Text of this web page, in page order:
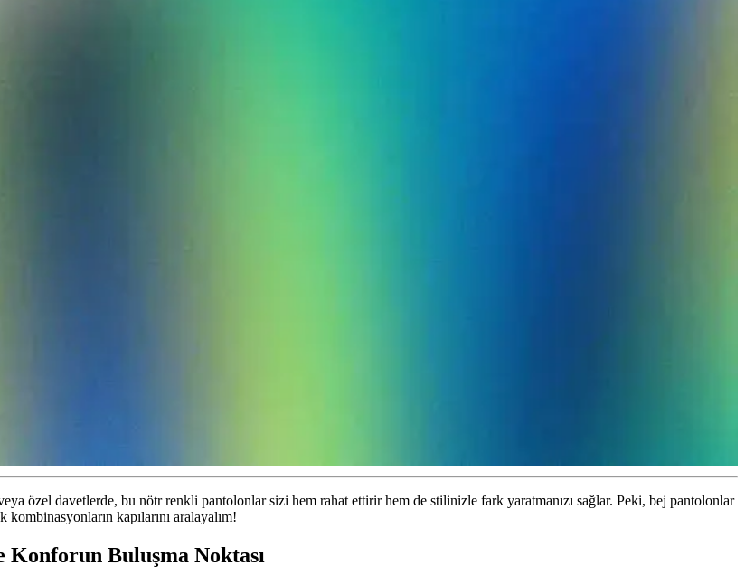
özel davetlerde, bu nötr renkli pantolonlar sizi hem rahat ettirir hem de stilinizle fark yaratmanızı sağlar. Peki, bej pantolonlar
kapılarını aralayalım!
Buluşma Noktası